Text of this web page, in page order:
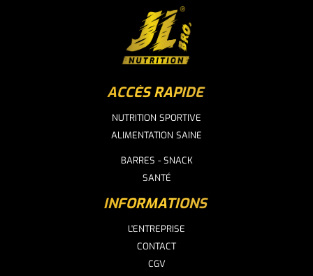
ACCÈS RAPIDE
NUTRITION SPORTIVE
ALIMENTATION SAINE
BARRES - SNACK
SANTÉ
INFORMATIONS
L'ENTREPRISE
CONTACT
CGV